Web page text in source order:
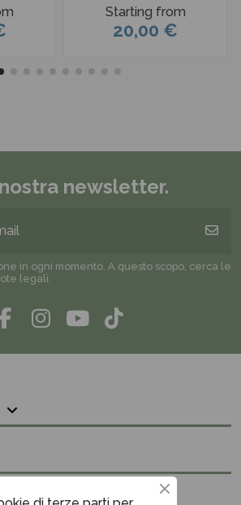
Starting from
20,00 €
newsletter.
in ogni momento. A questo scopo, cerca le
legali.